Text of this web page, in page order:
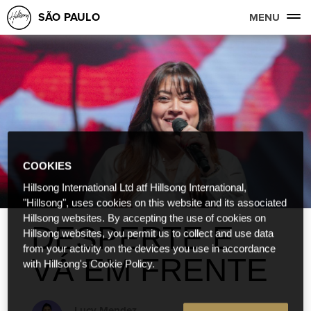
SÃO PAULO MENU
DESPERTE E
VÁ EM FRENTE
COOKIES
Hillsong International Ltd atf Hillsong International,
"Hillsong", uses cookies on this website and its associated
Hillsong websites. By accepting the use of cookies on
Hillsong websites, you permit us to collect and use data
from your activity on the devices you use in accordance
with Hillsong's Cookie Policy.